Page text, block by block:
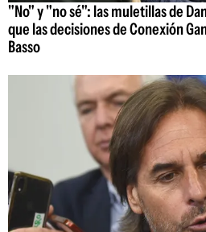
"No" y "no sé": las muletillas de
que las decisiones de Conexión
Basso